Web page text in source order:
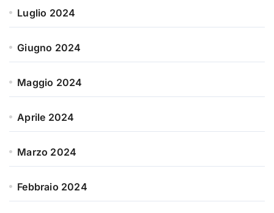
Luglio 2024
Giugno 2024
Maggio 2024
Aprile 2024
Marzo 2024
Febbraio 2024